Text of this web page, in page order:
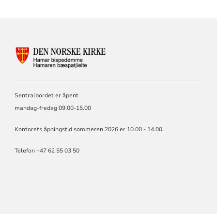
Sentralbordet er åpent
mandag-fredag 09.00-15.00
Kontorets åpningstid sommeren 2026 er 10.00 - 14.00.
Telefon +47 62 55 03 50